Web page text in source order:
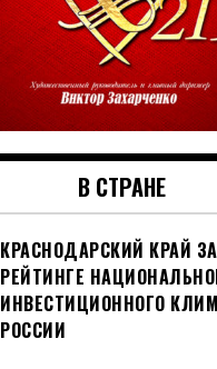
В СТРАНЕ
КРАСНОДАРСКИЙ КРАЙ
РЕЙТИНГЕ
ИНВЕСТИЦИОННОГО
РОССИИ